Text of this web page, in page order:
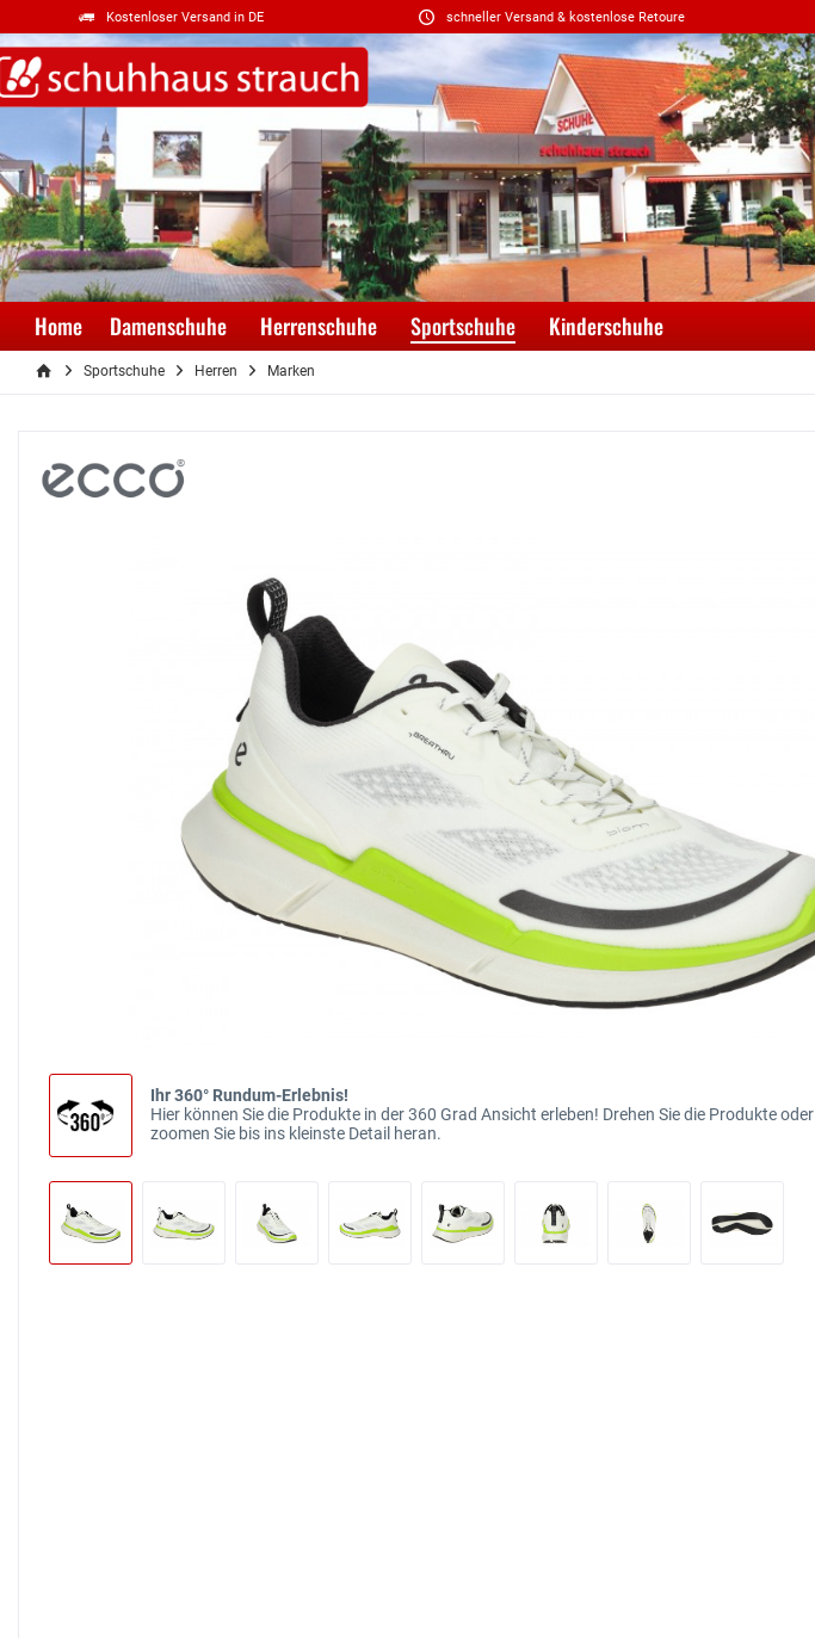
Kostenloser Versand in DE schneller Versand & kostenlose Retoure
Home Damenschuhe Herrenschuhe Sportschuhe Kinderschuhe
Sportschuhe Herren Marken
Ihr 360° Rundum-Erlebnis!
Hier können Sie die Produkte in der 360 Grad Ansicht erleben! Drehen Sie die Produkte oder
zoomen Sie bis ins kleinste Detail heran.